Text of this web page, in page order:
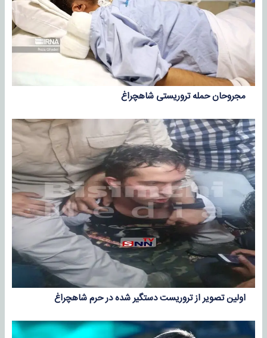
مجروحان حمله تروریستی شاهچراغ
اولین تصویر از تروریست دستگیر شده در حرم شاهچراغ